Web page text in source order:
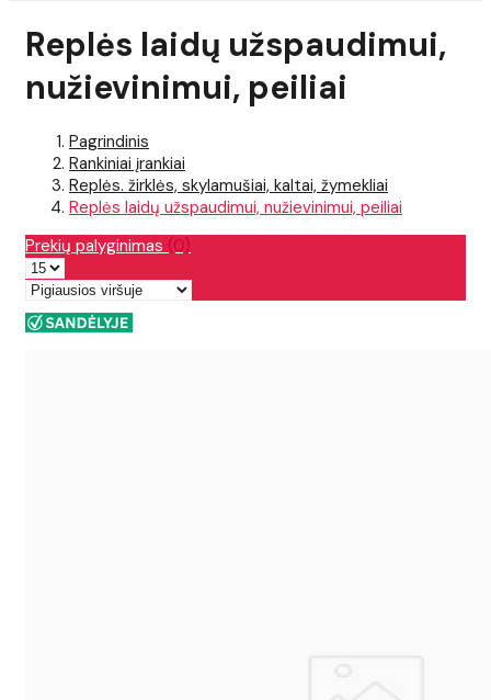
Replės laidų užspaudimui,
nužievinimui, peiliai
Pagrindinis
Rankiniai įrankiai
Replės. žirklės, skylamušiai, kaltai, žymekliai
Replės laidų užspaudimui, nužievinimui, peiliai
Prekių palyginimas (0)